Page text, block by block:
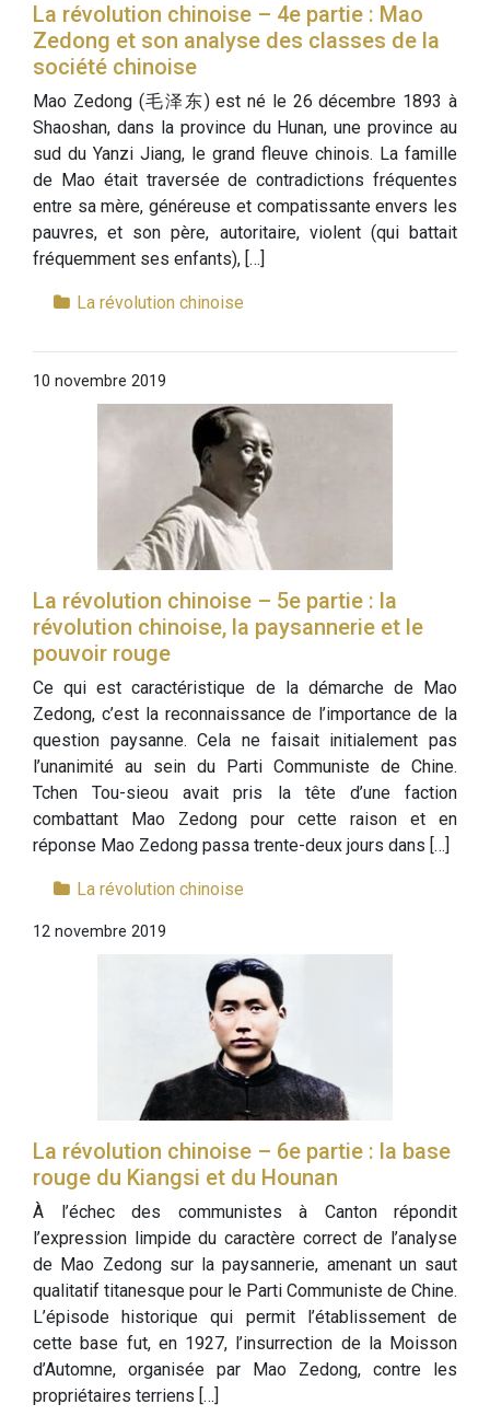
La révolution chinoise – 4e partie : Mao
Zedong et son analyse des classes de la
société chinoise
Mao Zedong (毛泽东) est né le 26 décembre 1893 à
Shaoshan, dans la province du Hunan, une province au
sud du Yanzi Jiang, le grand fleuve chinois. La famille
de Mao était traversée de contradictions fréquentes
entre sa mère, généreuse et compatissante envers les
pauvres, et son père, autoritaire, violent (qui battait
fréquemment ses enfants), […]
La révolution chinoise
10 novembre 2019
La révolution chinoise – 5e partie : la
révolution chinoise, la paysannerie et le
pouvoir rouge
Ce qui est caractéristique de la démarche de Mao
Zedong, c’est la reconnaissance de l’importance de la
question paysanne. Cela ne faisait initialement pas
l’unanimité au sein du Parti Communiste de Chine.
Tchen Tou-sieou avait pris la tête d’une faction
combattant Mao Zedong pour cette raison et en
réponse Mao Zedong passa trente-deux jours dans […]
La révolution chinoise
12 novembre 2019
La révolution chinoise – 6e partie : la base
rouge du Kiangsi et du Hounan
À l’échec des communistes à Canton répondit
l’expression limpide du caractère correct de l’analyse
de Mao Zedong sur la paysannerie, amenant un saut
qualitatif titanesque pour le Parti Communiste de Chine.
L’épisode historique qui permit l’établissement de
cette base fut, en 1927, l’insurrection de la Moisson
d’Automne, organisée par Mao Zedong, contre les
propriétaires terriens […]